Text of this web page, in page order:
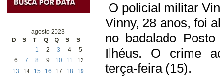
agosto 2023
D
S T Q Q S
S
1
2 3 4
5
6
7 8 9 10 11
12
13
14 15 16 17 18
19
O policial militar
Vinny, 28 anos, foi
no badalado
Ilhéus. O crime
terça-feira (15).